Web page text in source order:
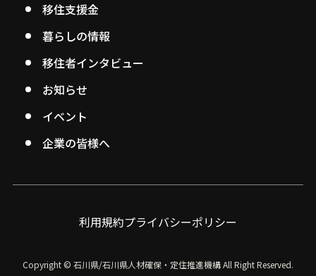
移住支援金
暮らしの情報
移住者インタビュー
お知らせ
イベント
企業の皆様へ
利用規約プライバシーポリシー
Copyright © 石川県/石川県人材確保・定住推進機構All Right Reserved.